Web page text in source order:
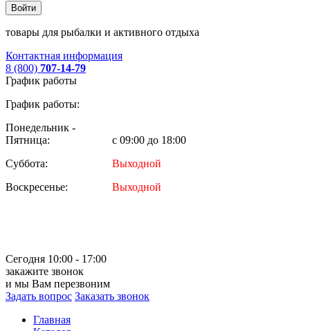
Войти
товары для рыбалки и активного отдыха
Контактная информация
8 (800) 707-14-79
График работы
График работы:
Понедельник -
Пятница:
с 09:00 до 18:00
Суббота:
Выходной
Воскресенье:
Выходной
Сегодня 10:00 - 17:00
закажите звонок
и мы Вам перезвоним
Задать вопрос Заказать звонок
Главная